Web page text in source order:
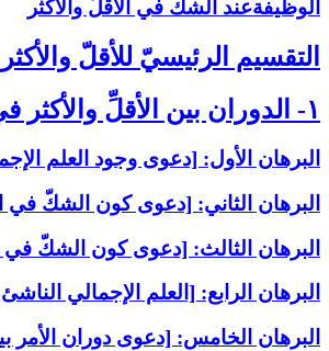
الوظيفةعند الشكّ في الأقلّ والأكثر
التقسيم الرئيسيّ للأقلّ والأكثر
۱- الدوران بين الأقلِّ والأكثر في الأجزاء
البرهان الأول: [دعوى وجود العلم
البرهان الثاني: [دعوى كون الشكّ
البرهان الثالث: [دعوى كون الشكّ
البرهان الرابع: [العلم الإجمالي
البرهان الخامس: [دعوى دوران الأمر